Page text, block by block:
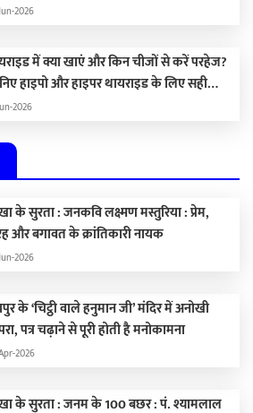
…
2026
में क्या खाएं और किन चीजों से करें परहेज?
हाइपो और हाइपर थायराइड के लिए सही
2026
के सुरता : जनकवि लक्ष्मण मस्तुरिया : प्रेम,
और बगावत के क्रांतिकारी नायक
2026
के ‘चिट्ठी वाले हनुमान जी’ मंदिर में अनोखी
पत्र चढ़ाने से पूरी होती है मनोकामना
2026
के सुरता : जनम के 100 बछर : पं. श्यामलाल